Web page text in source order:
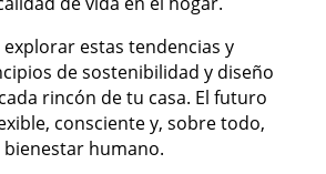
estas tendencias y
de sostenibilidad y diseño
rincón de tu casa. El futuro
consciente y, sobre todo,
humano.